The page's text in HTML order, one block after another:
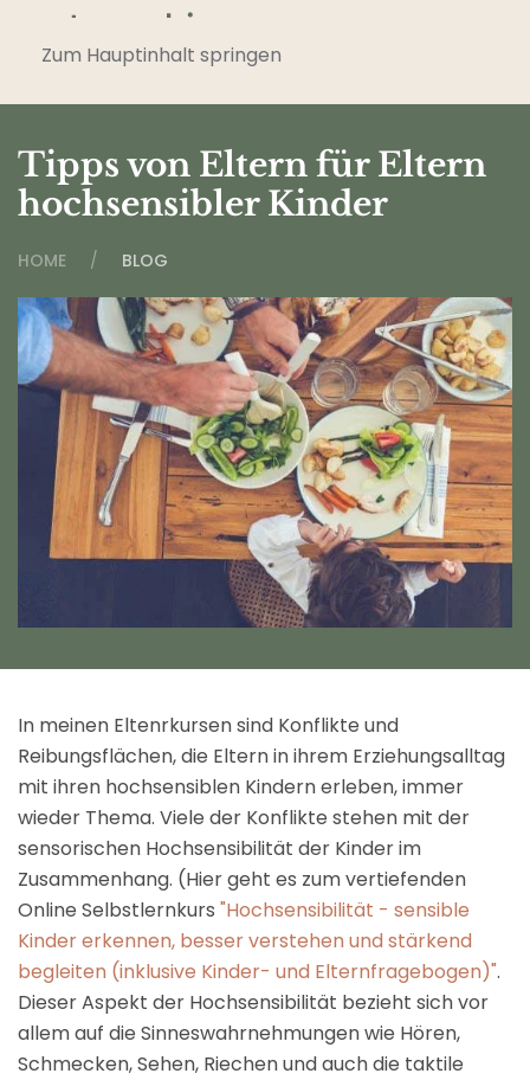
Zum Hauptinhalt springen
Tipps von Eltern für Eltern
hochsensibler Kinder
HOME BLOG
In meinen Eltenrkursen sind Konflikte und
Reibungsflächen, die Eltern in ihrem Erziehungsalltag
mit ihren hochsensiblen Kindern erleben, immer
wieder Thema. Viele der Konflikte stehen mit der
sensorischen Hochsensibilität der Kinder im
Zusammenhang. (Hier geht es zum vertiefenden
Online Selbstlernkurs "Hochsensibilität - sensible
Kinder erkennen, besser verstehen und stärkend
begleiten (inklusive Kinder- und Elternfragebogen)".
Dieser Aspekt der Hochsensibilität bezieht sich vor
allem auf die Sinneswahrnehmungen wie Hören,
Schmecken, Sehen, Riechen und auch die taktile